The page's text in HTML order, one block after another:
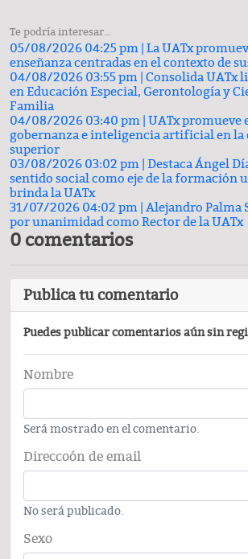
Te podría interesar...
05/08/2026 04:25 pm | La UATx
enseñanza centradas en el contexto de
04/08/2026 03:55 pm | Consolida UATx
en Educación Especial, Gerontología y
Familia
04/08/2026 03:40 pm | UATx promueve
gobernanza e inteligencia artificial en la
superior
03/08/2026 03:02 pm | Destaca Ángel
sentido social como eje de la formación
brinda la UATx
31/07/2026 04:02 pm | Alejandro Palma
por unanimidad como Rector de la UATx
0 comentarios
Publica tu comentario
Puedes publicar comentarios aún sin
Nombre
Será mostrado en el comentario.
Direccoón de email
No será publicado.
Sexo